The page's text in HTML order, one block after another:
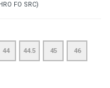
FO SRC)
44 44.5 45 46